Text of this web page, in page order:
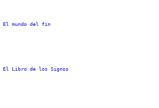
El mundo del fin
El Libro de los Signos